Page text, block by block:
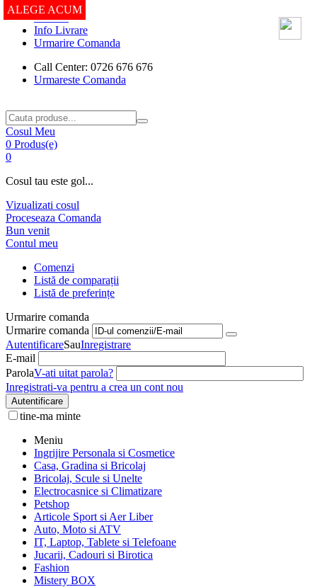
Contact
Info Livrare
Urmarire Comanda
Call Center: 0726 676 676
Urmareste Comanda
Cosul Meu
0 Produs(e)
0
Cosul tau este gol...
Vizualizati cosul
Proceseaza Comanda
Bun venit
Contul meu
Comenzi
Listă de comparații
Listă de preferințe
Urmarire comanda
Urmarire comanda
AutentificareSauInregistrare
E-mail
ParolaV-ati uitat parola?
Inregistrati-va pentru a crea un cont nou
Autentificare
tine-ma minte
Meniu
Ingrijire Personala si Cosmetice
Casa, Gradina si Bricolaj
Bricolaj, Scule si Unelte
Electrocasnice si Climatizare
Petshop
Articole Sport si Aer Liber
Auto, Moto si ATV
IT, Laptop, Tablete si Telefoane
Jucarii, Cadouri si Birotica
Fashion
Mistery BOX
ALEGE ACUM
ALEGE ACUM